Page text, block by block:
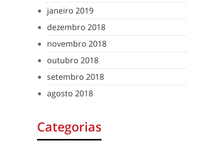
janeiro 2019
dezembro 2018
novembro 2018
outubro 2018
setembro 2018
agosto 2018
Categorias